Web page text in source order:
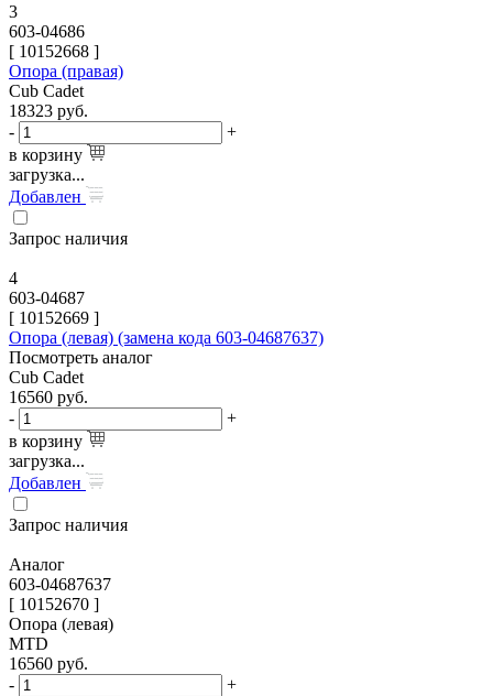
3
603-04686
[ 10152668 ]
Опора (правая)
Cub Cadet
18323 руб.
-
+
в корзину
загрузка...
Добавлен
Запрос наличия
4
603-04687
[ 10152669 ]
Опора (левая) (замена кода 603-04687637)
Посмотреть аналог
Cub Cadet
16560 руб.
-
+
в корзину
загрузка...
Добавлен
Запрос наличия
Аналог
603-04687637
[ 10152670 ]
Опора (левая)
MTD
16560 руб.
-
+